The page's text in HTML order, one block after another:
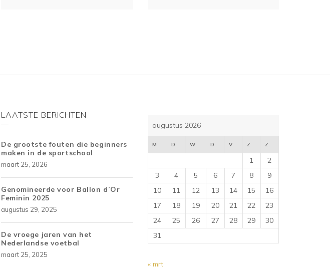
LAATSTE BERICHTEN
De grootste fouten die beginners
maken in de sportschool
maart 25, 2026
Genomineerde voor Ballon d’Or
Feminin 2025
augustus 29, 2025
De vroege jaren van het
Nederlandse voetbal
maart 25, 2025
augustus 2026
M D W D V Z Z
1
2
3
4 5 6 7 8
9
10
11 12 13 14 15
16
17
18 19 20 21 22
23
24
25 26 27 28 29
30
31
« mrt